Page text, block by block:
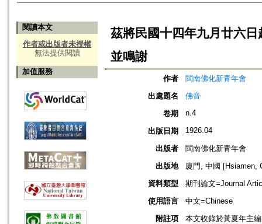
閱讀本文
作者或出版者未授權
無法提供閱讀
加值服務
茲將民國十四年九月廿六
並鳴謝
作者
閩南佛化新青年會
出處題名
佛音
卷期
n.4
出版日期 1926.04
出版者
閩南佛化新青年會
出版地
廈門, 中國 [Hsiamen,
資料類型
期刊論文=Journal
使用語言
中文=Chinese
附註項
本文收錄於黃夏年主